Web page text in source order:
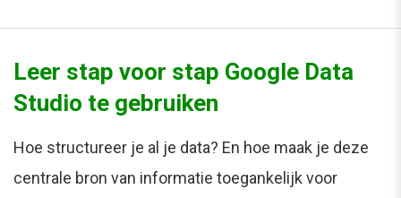
Leer stap voor stap Google Data
Studio te gebruiken
Hoe structureer je al je data? En hoe maak je deze
centrale bron van informatie toegankelijk voor